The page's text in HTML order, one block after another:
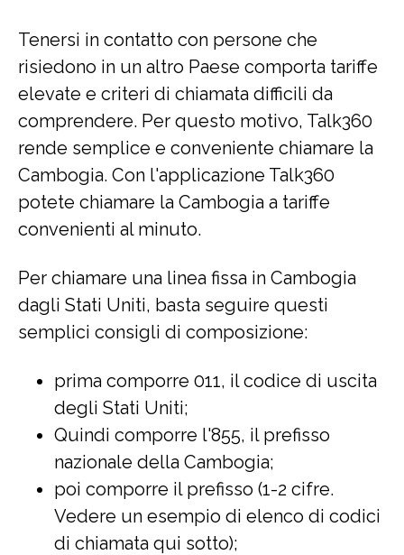
Tenersi in contatto con persone che
risiedono in un altro Paese comporta tariffe
elevate e criteri di chiamata difficili da
comprendere. Per questo motivo, Talk360
rende semplice e conveniente chiamare la
Cambogia. Con l'applicazione Talk360
potete chiamare la Cambogia a tariffe
convenienti al minuto.
Per chiamare una linea fissa in Cambogia
dagli Stati Uniti, basta seguire questi
semplici consigli di composizione:
prima comporre 011, il codice di uscita
degli Stati Uniti;
Quindi comporre l'855, il prefisso
nazionale della Cambogia;
poi comporre il prefisso (1-2 cifre.
Vedere un esempio di elenco di codici
di chiamata qui sotto);